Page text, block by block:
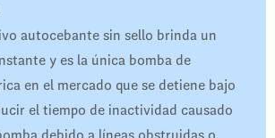
autocebante sin sello brinda un
y es la única bomba de
en el mercado que se detiene bajo
el tiempo de inactividad causado